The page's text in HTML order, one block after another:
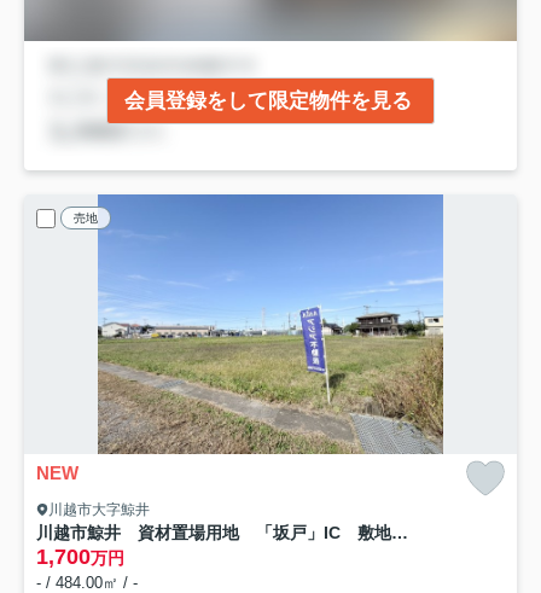
会員登録をして限定物件を見る
売地
NEW
川越市大字鯨井
川越市鯨井 資材置場用地 「坂戸」IC 敷地484坪
1,700万円
- / 484.00㎡ / -